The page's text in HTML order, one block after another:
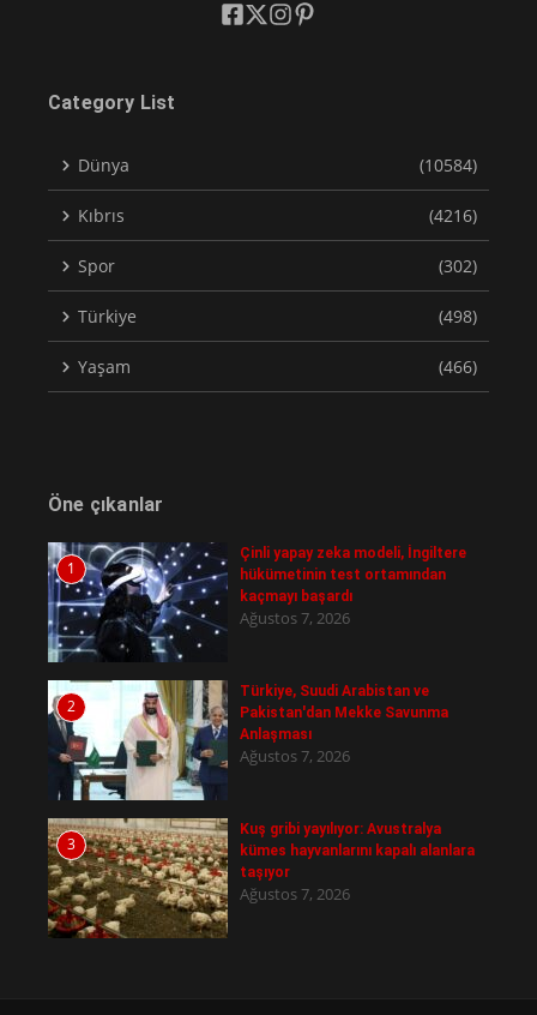
Category List
Dünya (10584)
Kıbrıs (4216)
Spor (302)
Türkiye (498)
Yaşam (466)
Öne çıkanlar
1
Çinli yapay zeka modeli, İngiltere
hükümetinin test ortamından
kaçmayı başardı
Ağustos 7, 2026
2
Türkiye, Suudi Arabistan ve
Pakistan'dan Mekke Savunma
Anlaşması
Ağustos 7, 2026
3
Kuş gribi yayılıyor: Avustralya
kümes hayvanlarını kapalı alanlara
taşıyor
Ağustos 7, 2026